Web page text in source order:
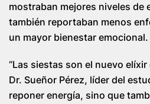
mostraban mejores niveles de
también reportaban menos
un mayor bienestar emocional.
“Las siestas son el nuevo elíxir
Dr. Sueñor Pérez, líder del
reponer energía, sino que